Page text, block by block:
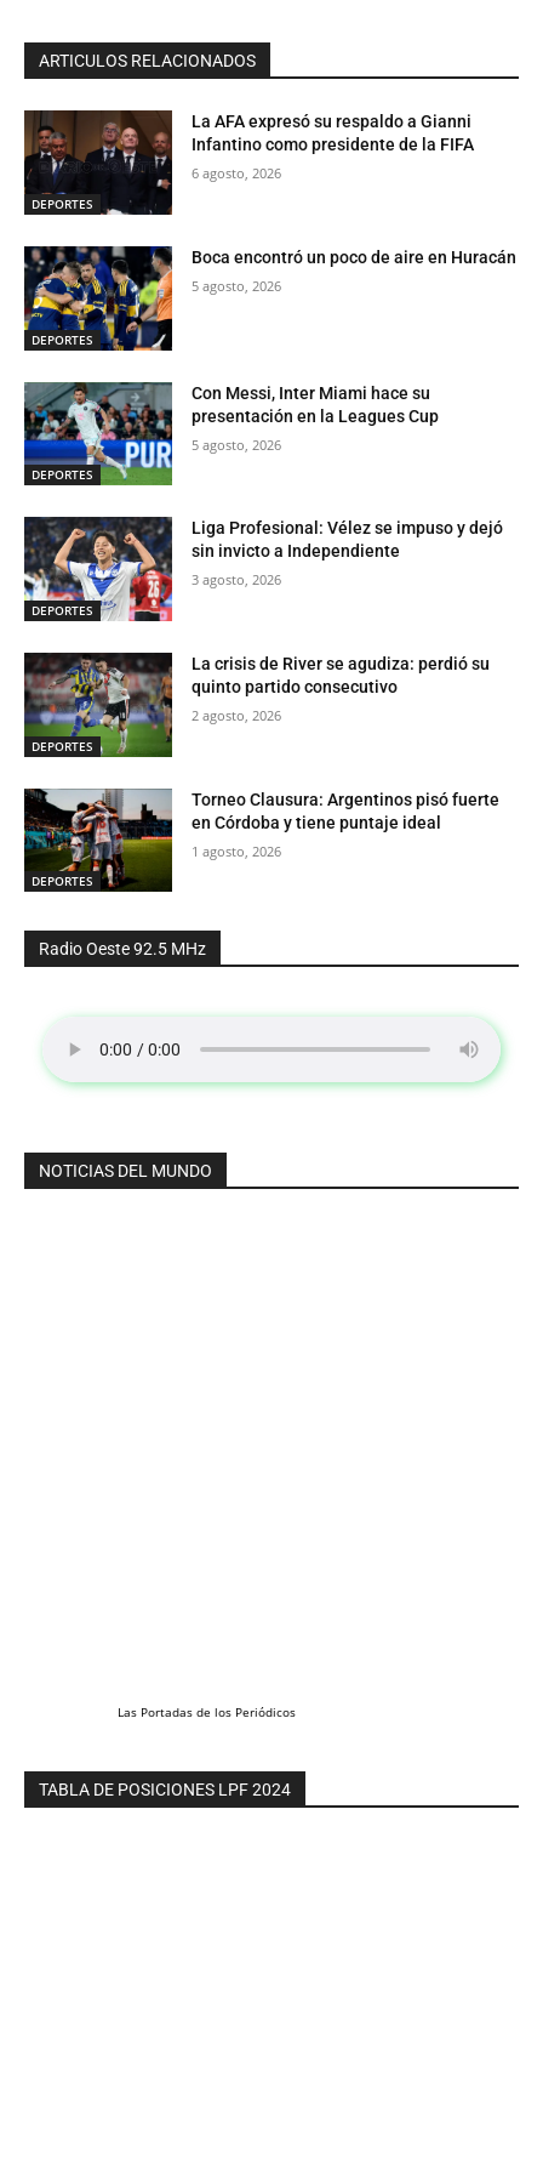
ARTICULOS RELACIONADOS
DEPORTES
La AFA expresó su respaldo a Gianni
Infantino como presidente de la FIFA
6 agosto, 2026
DEPORTES
Boca encontró un poco de aire en Huracán
5 agosto, 2026
DEPORTES
Con Messi, Inter Miami hace su
presentación en la Leagues Cup
5 agosto, 2026
DEPORTES
Liga Profesional: Vélez se impuso y dejó
sin invicto a Independiente
3 agosto, 2026
DEPORTES
La crisis de River se agudiza: perdió su
quinto partido consecutivo
2 agosto, 2026
DEPORTES
Torneo Clausura: Argentinos pisó fuerte
en Córdoba y tiene puntaje ideal
1 agosto, 2026
Radio Oeste 92.5 MHz
NOTICIAS DEL MUNDO
Las Portadas de los Periódicos
TABLA DE POSICIONES LPF 2024